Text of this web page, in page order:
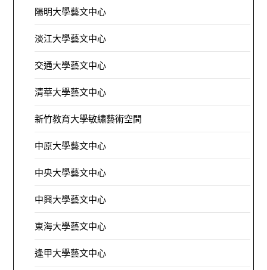
陽明大學藝文中心
淡江大學藝文中心
交通大學藝文中心
清華大學藝文中心
新竹教育大學敏繡藝術空間
中原大學藝文中心
中央大學藝文中心
中興大學藝文中心
東海大學藝文中心
逢甲大學藝文中心